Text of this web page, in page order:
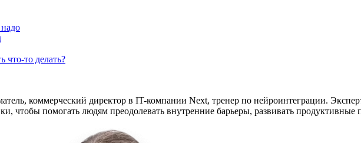
что-то делать?
коммерческий директор в IT-компании Next, тренер по нейроинтеграции.
чтобы помогать людям преодолевать внутренние барьеры, развивать